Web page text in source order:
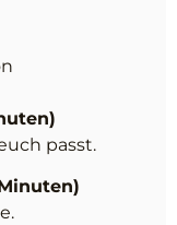
passt.